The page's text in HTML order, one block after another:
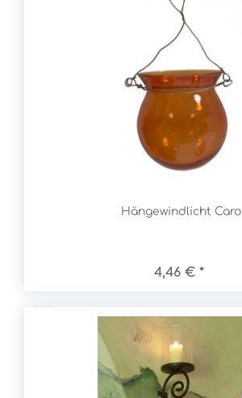
Hängewindlicht Caro
4,46 € *